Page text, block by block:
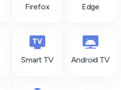
Firefox Edge
Smart TV Android TV